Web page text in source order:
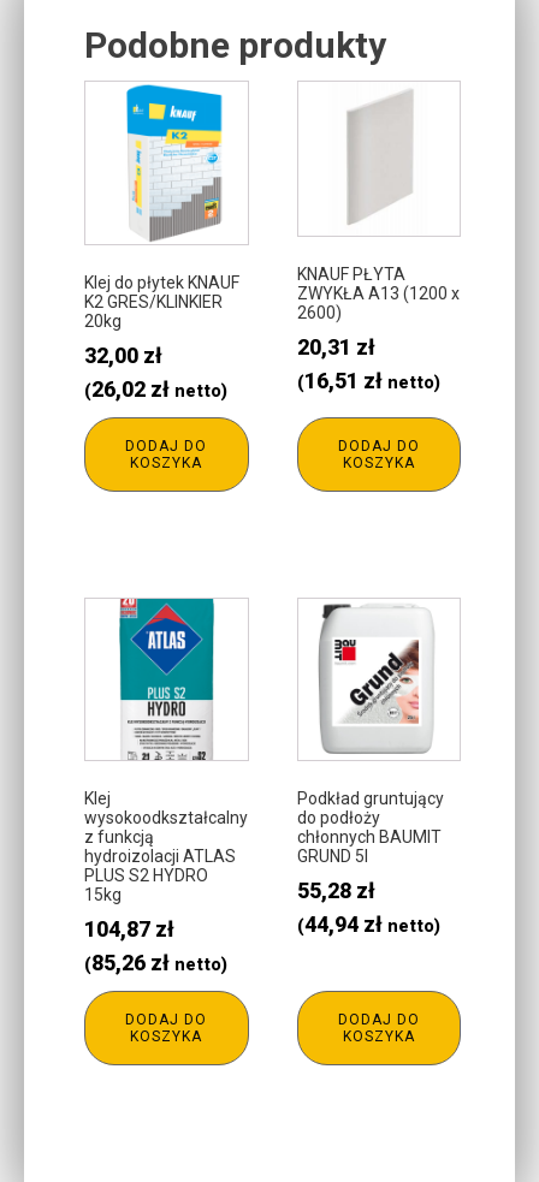
Podobne produkty
Klej do płytek KNAUF
K2 GRES/KLINKIER
20kg
32,00 zł
(26,02 zł netto)
DODAJ DO
KOSZYKA
KNAUF PŁYTA
ZWYKŁA A13 (1200 x
2600)
20,31 zł
(16,51 złnetto)
DODAJ DO
KOSZYKA
Klej
wysokoodkształcalny
z funkcją
hydroizolacji ATLAS
PLUS S2 HYDRO
15kg
104,87 zł
(85,26 zł netto)
DODAJ DO
KOSZYKA
Podkład gruntujący
do podłoży
chłonnych BAUMIT
GRUND 5l
55,28 zł
(44,94 złnetto)
DODAJ DO
KOSZYKA